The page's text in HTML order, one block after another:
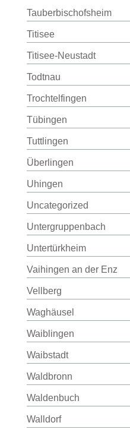
Tauberbischofsheim
Titisee
Titisee-Neustadt
Todtnau
Trochtelfingen
Tübingen
Tuttlingen
Überlingen
Uhingen
Uncategorized
Untergruppenbach
Untertürkheim
Vaihingen an der Enz
Vellberg
Waghäusel
Waiblingen
Waibstadt
Waldbronn
Waldenbuch
Walldorf